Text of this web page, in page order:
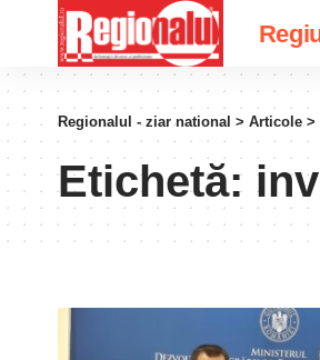
Regionalul - ziar national > Articole >
Etichetă: